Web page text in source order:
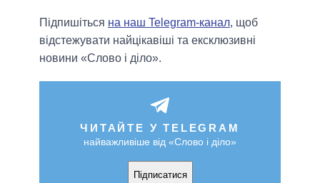
Підпишіться на наш Telegram-канал, щоб
відстежувати найцікавіші та ексклюзивні
новини «Слово і діло».
ЧИТАЙТЕ У TELEGRAM
найважливіше від «Слово і діло»
Підписатися